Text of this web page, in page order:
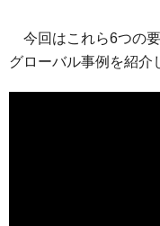
今回はこれら6つの
グローバル事例を紹介